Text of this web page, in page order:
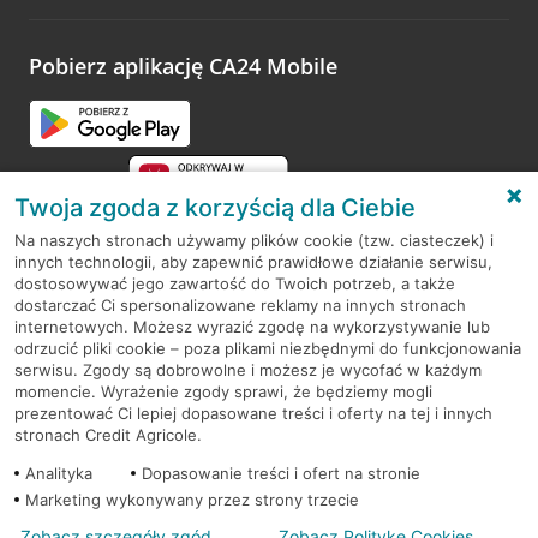
opinie.
Pobierz aplikację CA24 Mobile
RODO
Regulamin serwisu
Mapa serwisu
PolitykaCookies
Twoja zgoda z korzyścią dla Ciebie
Na naszych stronach używamy plików cookie (tzw. ciasteczek) i
innych technologii, aby zapewnić prawidłowe działanie serwisu,
dostosowywać jego zawartość do Twoich potrzeb, a także
dostarczać Ci spersonalizowane reklamy na innych stronach
internetowych. Możesz wyrazić zgodę na wykorzystywanie lub
odrzucić pliki cookie – poza plikami niezbędnymi do funkcjonowania
serwisu. Zgody są dobrowolne i możesz je wycofać w każdym
momencie. Wyrażenie zgody sprawi, że będziemy mogli
prezentować Ci lepiej dopasowane treści i oferty na tej i innych
stronach Credit Agricole.
Analityka
Dopasowanie treści i ofert na stronie
Marketing wykonywany przez strony trzecie